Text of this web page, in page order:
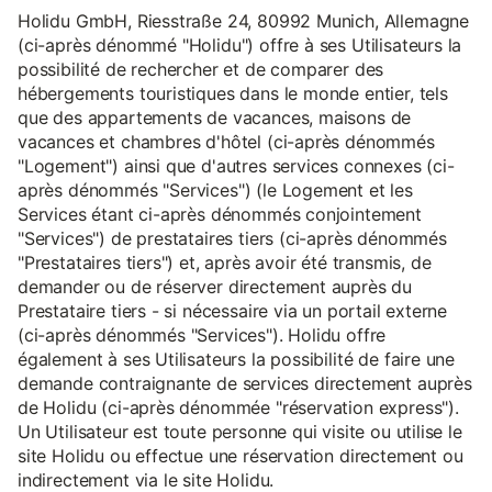
Holidu GmbH, Riesstraße 24, 80992 Munich, Allemagne
(ci-après dénommé "Holidu") offre à ses Utilisateurs la
possibilité de rechercher et de comparer des
hébergements touristiques dans le monde entier, tels
que des appartements de vacances, maisons de
vacances et chambres d'hôtel (ci-après dénommés
"Logement") ainsi que d'autres services connexes (ci-
après dénommés "Services") (le Logement et les
Services étant ci-après dénommés conjointement
"Services") de prestataires tiers (ci-après dénommés
"Prestataires tiers") et, après avoir été transmis, de
demander ou de réserver directement auprès du
Prestataire tiers - si nécessaire via un portail externe
(ci-après dénommés "Services"). Holidu offre
également à ses Utilisateurs la possibilité de faire une
demande contraignante de services directement auprès
de Holidu (ci-après dénommée "réservation express").
Un Utilisateur est toute personne qui visite ou utilise le
site Holidu ou effectue une réservation directement ou
indirectement via le site Holidu.